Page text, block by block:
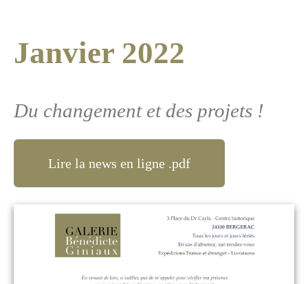
Janvier 2022
Du changement et des projets !
Lire la news en ligne .pdf